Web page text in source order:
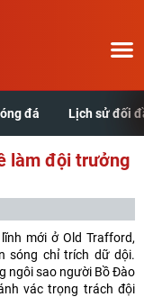
đá Lịch sử đối
làm đội trưởng
mới ở Old Trafford,
sóng chỉ trích dữ dội.
ngôi sao người Bồ Đào
vác trọng trách đội